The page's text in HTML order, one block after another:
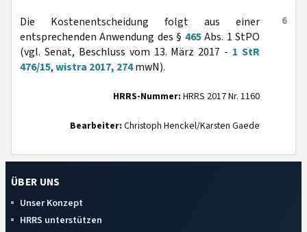
6
Die Kostenentscheidung folgt aus einer
entsprechenden Anwendung des § 465Abs. 1 StPO
(vgl. Senat, Beschluss vom 13. März 2017 - 1 StR
476/15,wistra 2017, 274mwN).
HRRS-Nummer: HRRS 2017 Nr. 1160
Bearbeiter: Christoph Henckel/Karsten Gaede
ÜBER UNS
Unser Konzept
HRRS unterstützen